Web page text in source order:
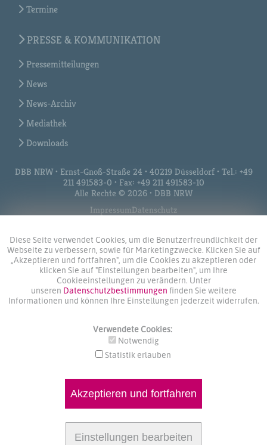
Diese Seite verwendet Cookies, um die Benutzerfreundlichkeit der
Webseite zu verbessern, sowie für Marketingzwecke. Klicken Sie auf
„Akzeptieren und fortfahren", um die Cookies zu akzeptieren oder
klicken Sie auf "Einstellungen bearbeiten", um Ihre
Cookieeinstellungen zu verändern. Unter
unseren Datenschutzbestimmungen finden Sie weitere
Informationen und können Ihre Einstellungen jederzeit widerrufen.
Verwendete Cookies:
Notwendig
Statistik erlauben
Akzeptieren und fortfahren
Einstellungen bearbeiten
Termine
PRESSE & KOMMUNIKATION
Pressemitteilungen
News
News-Archiv
Mediathek
Downloads
DBB NRW • Ernst-Gnoß-Straße 24 • 40219 Düsseldorf • Tel.: +49
211 491583-0 • Fax: +49 211 491583-10
Alle Rechte © 2026 • DBB NRW
ImpressumDatenschutz